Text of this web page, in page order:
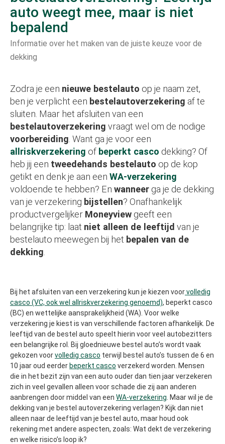
auto weegt mee, maar is niet
bepalend
Informatie over het maken van de juiste keuze voor de
dekking
Zodra je een nieuwe bestelauto op je naam zet,
ben je verplicht een bestelautoverzekering af te
sluiten. Maar het afsluiten van een
bestelautoverzekering vraagt wel om de nodige
voorbereiding . Want ga je voor een
allriskverzekering of beperkt casco dekking? Of
heb jij een tweedehands bestelauto op de kop
getikt en denk je aan een WA-verzekering
voldoende te hebben? En wanneer ga je de dekking
van je verzekering bijstellen? Onafhankelijk
productvergelijker Moneyview geeft een
belangrijke tip: laat niet alleen de leeftijd van je
bestelauto meewegen bij het bepalen van de
dekking
Bij het afsluiten van een verzekering kun je kiezen voorvolledig
casco (VC, ook wel allriskverzekering genoemd), beperkt casco
(BC) en wettelijke aansprakelijkheid (WA). Voor welke
verzekering je kiest is van verschillende factoren afhankelijk. De
leeftijd van de bestel auto speelt hierin voor veel autobezitters
een belangrijke rol. Bij gloednieuwe bestel auto’s wordt vaak
gekozen voorvolledig casco terwijl bestel auto’s tussen de 6 en
10 jaar oud eerder beperkt casco verzekerd worden. Mensen
die in het bezit zijn van een auto ouder dan tien jaar verzekeren
zich in veel gevallen alleen voor schade die zij aan anderen
aanbrengen door middel van een WA-verzekering . Maar wil je de
dekking van je bestel autoverzekering verlagen? Kijk dan niet
alleen naar de leeftijd van je bestel auto, maar houd ook
rekening met andere aspecten, zoals: Wat dekt de verzekering
en welke risico’s loop ik?